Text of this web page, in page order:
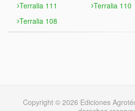
Terralia 111 Terralia 110
Terralia 108
Copyright © 2026 Ediciones